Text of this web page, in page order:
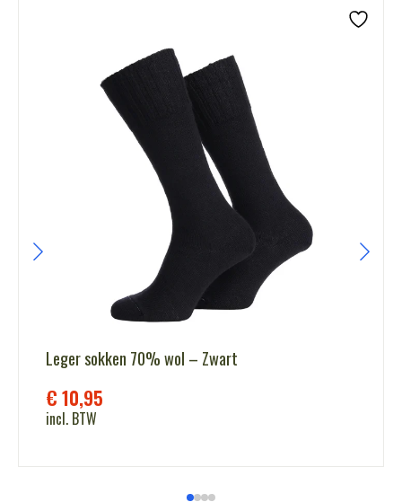
Leger sokken 70% wol – Zwart
€10,95
incl. BTW